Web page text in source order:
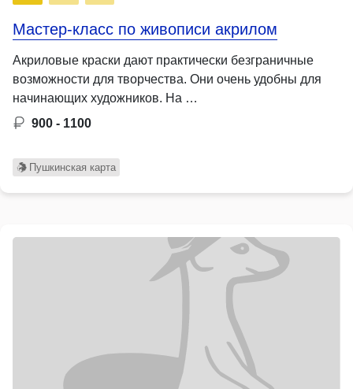
Мастер-класс по живописи акрилом
Акриловые краски дают практически безграничные
возможности для творчества. Они очень удобны для
начинающих художников. На …
900 - 1100
Пушкинская карта